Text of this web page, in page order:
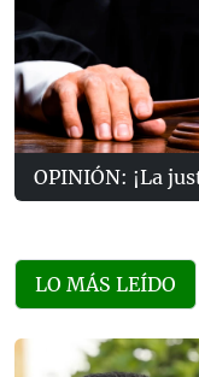
OPINIÓN: ¡La
LO MÁS LEÍDO